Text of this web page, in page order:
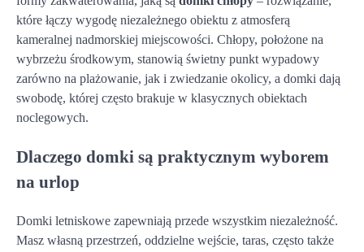
które łączy wygodę niezależnego obiektu z atmosferą
kameralnej nadmorskiej miejscowości. Chłopy, położone na
wybrzeżu środkowym, stanowią świetny punkt wypadowy
zarówno na plażowanie, jak i zwiedzanie okolicy, a domki dają
swobodę, której często brakuje w klasycznych obiektach
noclegowych.
Dlaczego domki są praktycznym wyborem
na urlop
Domki letniskowe zapewniają przede wszystkim niezależność.
Masz własną przestrzeń, oddzielne wejście, taras, często także